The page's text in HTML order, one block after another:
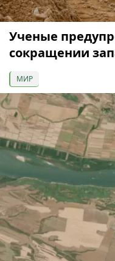
Ученые
сокращении
МИР